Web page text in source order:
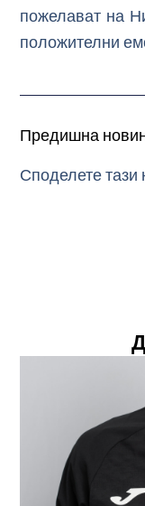
пожелават на
положителни
Предишна
Споделете тази